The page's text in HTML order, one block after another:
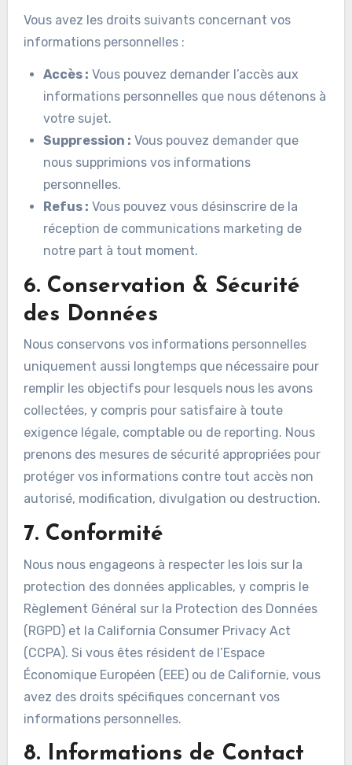
Vous avez les droits suivants concernant vos
informations personnelles :
Accès : Vous pouvez demander l’accès aux
informations personnelles que nous détenons à
votre sujet.
Suppression : Vous pouvez demander que
nous supprimions vos informations
personnelles.
Refus : Vous pouvez vous désinscrire de la
réception de communications marketing de
notre part à tout moment.
6. Conservation & Sécurité
des Données
Nous conservons vos informations personnelles
uniquement aussi longtemps que nécessaire pour
remplir les objectifs pour lesquels nous les avons
collectées, y compris pour satisfaire à toute
exigence légale, comptable ou de reporting. Nous
prenons des mesures de sécurité appropriées pour
protéger vos informations contre tout accès non
autorisé, modification, divulgation ou destruction.
7. Conformité
Nous nous engageons à respecter les lois sur la
protection des données applicables, y compris le
Règlement Général sur la Protection des Données
(RGPD) et la California Consumer Privacy Act
(CCPA). Si vous êtes résident de l’Espace
Économique Européen (EEE) ou de Californie, vous
avez des droits spécifiques concernant vos
informations personnelles.
8. Informations de Contact